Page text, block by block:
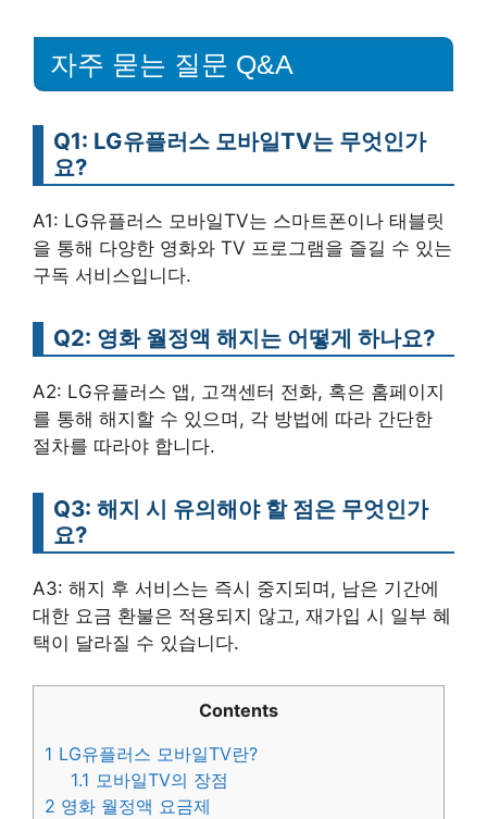
자주 묻는 질문 Q&A
Q1: LG유플러스 모바일TV는 무엇인가
요?
A1: LG유플러스 모바일TV는 스마트폰이나 태블릿
을 통해 다양한 영화와 TV 프로그램을 즐길 수 있는
구독 서비스입니다.
Q2: 영화 월정액 해지는 어떻게 하나요?
A2: LG유플러스 앱, 고객센터 전화, 혹은 홈페이지
를 통해 해지할 수 있으며, 각 방법에 따라 간단한
절차를 따라야 합니다.
Q3: 해지 시 유의해야 할 점은 무엇인가
요?
A3: 해지 후 서비스는 즉시 중지되며, 남은 기간에
대한 요금 환불은 적용되지 않고, 재가입 시 일부 혜
택이 달라질 수 있습니다.
Contents
1 LG유플러스 모바일TV란?
1.1 모바일TV의 장점
2 영화 월정액 요금제